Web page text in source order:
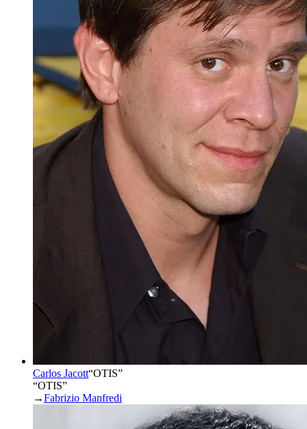
Carlos Jacott“OTIS”
“OTIS”
→Fabrizio Manfredi